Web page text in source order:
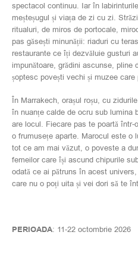
spectacol continuu. Iar în
meșteșugul și viața de zi cu zi.
ritualuri, de miros de portocale,
pas găsești minunății: riaduri cu
restaurante ce îți dezvăluie gusturi
impunătoare, grădini ascunse,
șoptesc povești vechi și muzee
În Marrakech, orașul roșu, cu
în nuanțe calde de ocru sub lumina
are locul. Fiecare pas te poartă
o frumusețe aparte. Marocul este o
tot ce am mai văzut, o poveste a
femeilor care își ascund chipurile
odată ce ai pătruns în acest
care nu o poți uita și vei dori să te
PERIOADA: 11-22 octombrie 2026